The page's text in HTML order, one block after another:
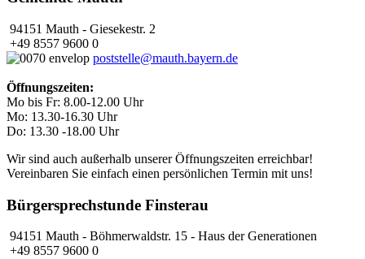
94151 Mauth - Giesekestr. 2
+49 8557 9600 0
poststelle@mauth.bayern.de
Öffnungszeiten:
Mo bis Fr: 8.00-12.00 Uhr
Mo: 13.30-16.30 Uhr
Do: 13.30 -18.00 Uhr
Wir sind auch außerhalb unserer Öffnungszeiten erreichbar!
Vereinbaren Sie einfach einen persönlichen Termin mit uns!
Bürgersprechstunde Finsterau
94151 Mauth - Böhmerwaldstr. 15 - Haus der Generationen
+49 8557 9600 0